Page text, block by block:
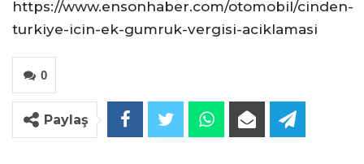
https://www.ensonhaber.com/otomobil/cinden-
turkiye-icin-ek-gumruk-vergisi-aciklamasi
0
Paylaş